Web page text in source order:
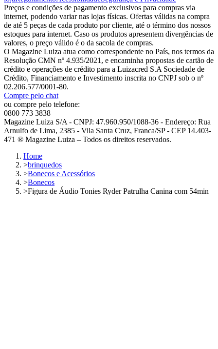
Preços e condições de pagamento exclusivos para compras via
internet, podendo variar nas lojas físicas. Ofertas válidas na compra
de até 5 peças de cada produto por cliente, até o término dos nossos
estoques para internet. Caso os produtos apresentem divergências de
valores, o preço válido é o da sacola de compras.
O Magazine Luiza atua como correspondente no País, nos termos da
Resolução CMN nº 4.935/2021, e encaminha propostas de cartão de
crédito e operações de crédito para a Luizacred S.A Sociedade de
Crédito, Financiamento e Investimento inscrita no CNPJ sob o nº
02.206.577/0001-80.
Compre pelo chat
ou compre pelo telefone:
0800 773 3838
Magazine Luiza S/A - CNPJ: 47.960.950/1088-36 - Endereço: Rua
Arnulfo de Lima, 2385 - Vila Santa Cruz, Franca/SP - CEP 14.403-
471 ® Magazine Luiza – Todos os direitos reservados.
Home
>brinquedos
>Bonecos e Acessórios
>Bonecos
>Figura de Áudio Tonies Ryder Patrulha Canina com 54min